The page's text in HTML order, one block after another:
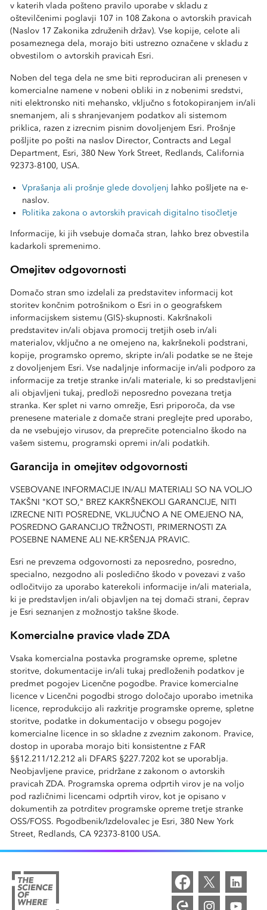
v katerih vlada pošteno pravilo uporabe v skladu z
oštevilčenimi poglavji 107 in 108 Zakona o avtorskih pravicah
(Naslov 17 Zakonika združenih držav). Vse kopije, celote ali
posameznega dela, morajo biti ustrezno označene v skladu z
obvestilom o avtorskih pravicah Esri.
Noben del tega dela ne sme biti reproduciran ali prenesen v
komercialne namene v nobeni obliki in z nobenimi sredstvi,
niti elektronsko niti mehansko, vključno s fotokopiranjem in/ali
snemanjem, ali s shranjevanjem podatkov ali sistemom
priklica, razen z izrecnim pisnim dovoljenjem Esri. Prošnje
pošljite po pošti na naslov Director, Contracts and Legal
Department, Esri, 380 New York Street, Redlands, California
92373-8100, USA.
Vprašanja ali prošnje glede dovoljenj lahko pošljete na e-
naslov.
Politika zakona o avtorskih pravicah digitalno tisočletje
Informacije, ki jih vsebuje domača stran, lahko brez obvestila
kadarkoli spremenimo.
Omejitev odgovornosti
Domačo stran smo izdelali za predstavitev informacij kot
storitev končnim potrošnikom o Esri in o geografskem
informacijskem sistemu (GIS)-skupnosti. Kakršnakoli
predstavitev in/ali objava promocij tretjih oseb in/ali
materialov, vključno a ne omejeno na, kakršnekoli podstrani,
kopije, programsko opremo, skripte in/ali podatke se ne šteje
z dovoljenjem Esri. Vse nadaljnje informacije in/ali podporo za
informacije za tretje stranke in/ali materiale, ki so predstavljeni
ali objavljeni tukaj, predloži neposredno povezana tretja
stranka. Ker splet ni varno omrežje, Esri priporoča, da vse
prenesene materiale z domače strani preglejte pred uporabo,
da ne vsebujejo virusov, da preprečite potencialno škodo na
vašem sistemu, programski opremi in/ali podatkih.
Garancija in omejitev odgovornosti
VSEBOVANE INFORMACIJE IN/ALI MATERIALI SO NA VOLJO
TAKŠNI "KOT SO," BREZ KAKRŠNEKOLI GARANCIJE, NITI
IZRECNE NITI POSREDNE, VKLJUČNO A NE OMEJENO NA,
POSREDNO GARANCIJO TRŽNOSTI, PRIMERNOSTI ZA
POSEBNE NAMENE ALI NE-KRŠENJA PRAVIC.
Esri ne prevzema odgovornosti za neposredno, posredno,
specialno, nezgodno ali posledično škodo v povezavi z vašo
odločitvijo za uporabo katerekoli informacije in/ali materiala,
ki je predstavljen in/ali objavljen na tej domači strani, čeprav
je Esri seznanjen z možnostjo takšne škode.
Komercialne pravice vlade ZDA
Vsaka komercialna postavka programske opreme, spletne
storitve, dokumentacije in/ali tukaj predloženih podatkov je
predmet pogojev Licenčne pogodbe. Pravice komercialne
licence v Licenčni pogodbi strogo določajo uporabo imetnika
licence, reprodukcijo ali razkritje programske opreme, spletne
storitve, podatke in dokumentacijo v obsegu pogojev
komercialne licence in so skladne z zveznim zakonom. Pravice,
dostop in uporaba morajo biti konsistentne z FAR
§§12.211/12.212 ali DFARS §227.7202 kot se uporablja.
Neobjavljene pravice, pridržane z zakonom o avtorskih
pravicah ZDA. Programska oprema odprtih virov je na voljo
pod različnimi licencami odprtih virov, kot je opisano v
dokumentih za potrditev programske opreme tretje stranke
OSS/FOSS. Pogodbenik/Izdelovalec je Esri, 380 New York
Street, Redlands, CA 92373-8100 USA.